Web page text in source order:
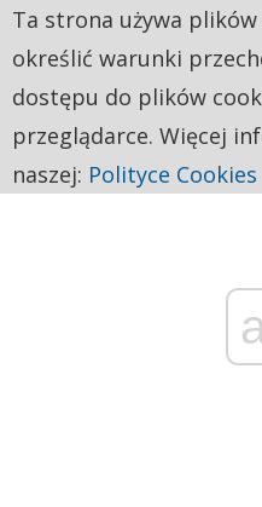
Ta strona używa plików
określić warunki
dostępu do plików
przeglądarce. Więcej
naszej: Polityce Cookies